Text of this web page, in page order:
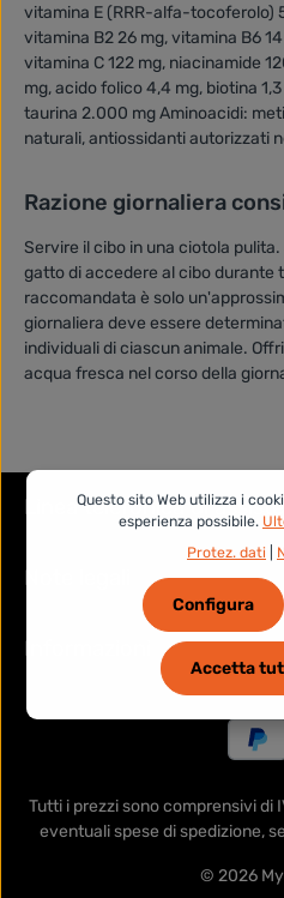
vitamina E (RRR-alfa-tocoferolo)
vitamina B2 26 mg, vitamina B6
vitamina C 122 mg, niacinamide
mg, acido folico 4,4 mg, biotina
taurina 2.000 mg Aminoacidi:
naturali, antiossidanti autorizzati
Razione giornaliera
Servire il cibo in una ciotola
gatto di accedere al cibo durante
raccomandata è solo
giornaliera deve essere
individuali di ciascun animale.
acqua fresca nel corso della
Linea telefonica di
Note legali
Informazioni
© 2026
Tutti i prezzi sono comprensivi di
eventuali spese di spedizione,
Questo sito Web utilizza i
esperienza possibile.
Protez. dati
Configura
Accetta